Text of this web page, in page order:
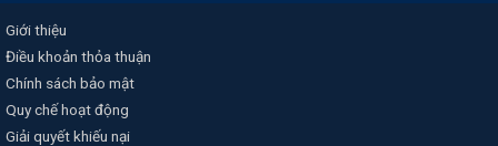
Giới thiệu
Điều khoản thỏa thuận
Chính sách bảo mật
Quy chế hoạt động
Giải quyết khiếu nại